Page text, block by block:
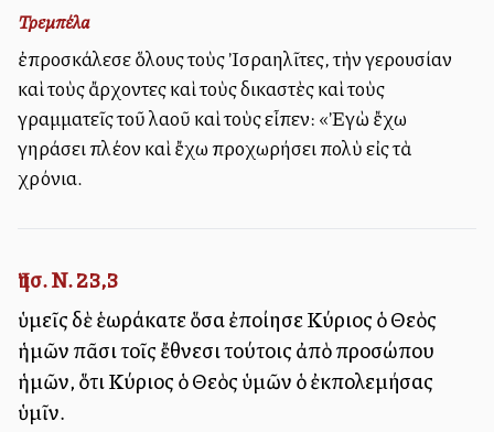
Τρεμπέλα
ἐπροσκάλεσε ὅλους τοὺς Ἰσραηλῖτες, τὴν γερουσίαν
καὶ τοὺς ἄρχοντες καὶ τοὺς δικαστὲς καὶ τοὺς
γραμματεῖς τοῦ λαοῦ καὶ τοὺς εἶπεν: «Ἐγὼ ἔχω
γηράσει πλέον καὶ ἔχω προχωρήσει πολὺ εἰς τὰ
χρόνια.
Ἰησ. Ν. 23,3
ὑμεῖς δὲ ἑωράκατε ὅσα ἐποίησε Κύριος ὁ Θεὸς
ἡμῶν πᾶσι τοῖς ἔθνεσι τούτοις ἀπὸ προσώπου
ἡμῶν, ὅτι Κύριος ὁ Θεὸς ὑμῶν ὁ ἐκπολεμήσας
ὑμῖν.